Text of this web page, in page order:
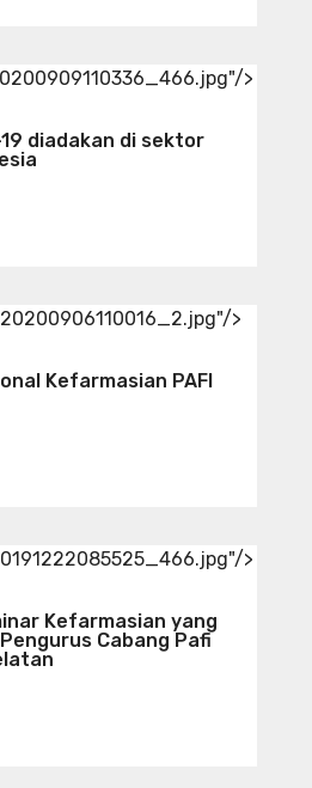
>
19 diadakan di sektor
>
Kefarmasian PAFI
>
Kefarmasian yang
Cabang Pafi